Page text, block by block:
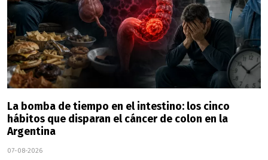
La bomba de tiempo en el intestino: los cinco
hábitos que disparan el cáncer de colon en la
Argentina
07-08-2026